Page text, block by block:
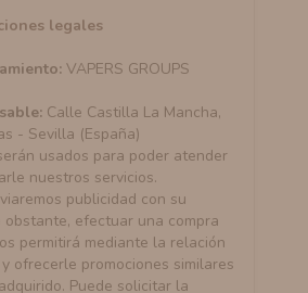
legales
VAPERS GROUPS
Calle Castilla La Mancha,
- Sevilla (España)
usados para poder atender
nuestros servicios.
publicidad con su
obstante, efectuar una compra
permitirá mediante la relación
ofrecerle promociones similares
Puede solicitar la